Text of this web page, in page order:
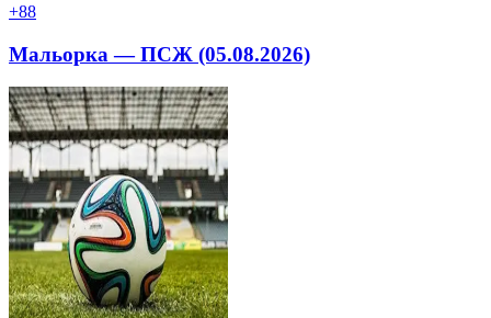
+88
Мальорка — ПСЖ (05.08.2026)